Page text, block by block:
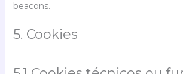
beacons.
5. Cookies